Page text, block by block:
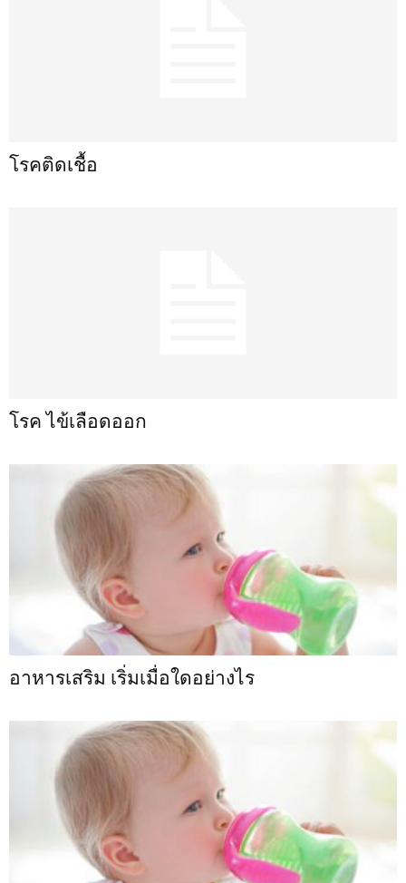
โรคติดเชื้อ
โรค ไข้เลือดออก
อาหารเสริม เริ่มเมื่อใดอย่างไร